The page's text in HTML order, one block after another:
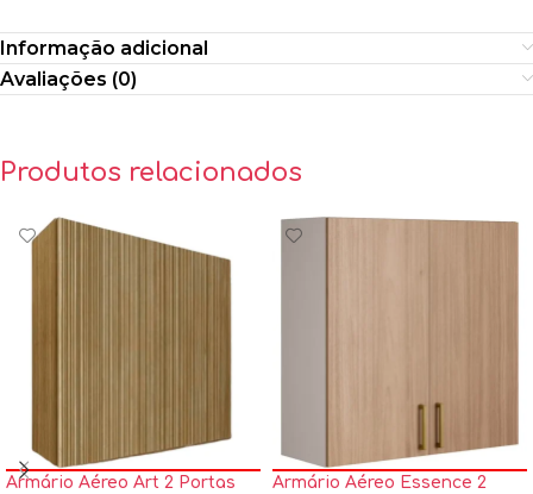
Informação adicional
Avaliações (0)
Produtos relacionados
Armário Aéreo Art 2 Portas
Armário Aéreo Essence 2